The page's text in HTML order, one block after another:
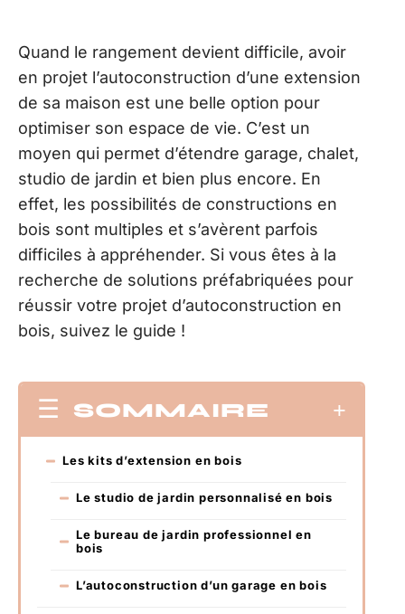
Quand le rangement devient difficile, avoir
en projet l’autoconstruction d’une extension
de sa maison est une belle option pour
optimiser son espace de vie. C’est un
moyen qui permet d’étendre garage, chalet,
studio de jardin et bien plus encore. En
effet, les possibilités de constructions en
bois sont multiples et s’avèrent parfois
difficiles à appréhender. Si vous êtes à la
recherche de solutions préfabriquées pour
réussir votre projet d’autoconstruction en
bois, suivez le guide !
SOMMAIRE
Les kits d’extension en bois
Le studio de jardin personnalisé en bois
Le bureau de jardin professionnel en
bois
L’autoconstruction d’un garage en bois